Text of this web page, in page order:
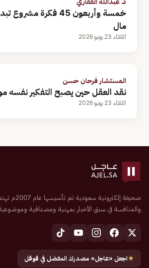
خمسة وأربعون 45 فكرة
مال
الثلاثاء 23 يونيو 2026
المستشار فرحان حسن
نقد العقل حين يصبح التفكير نفسه
الثلاثاء 23 يونيو 2026
صحيفة
والمنافسة في سبق الأخبار بمهنية ومصداقية
★اجعل «عاجل» مصدرك المفضل في قوقل